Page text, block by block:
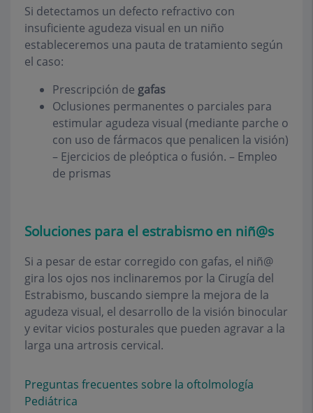
Si detectamos un defecto refractivo con
insuficiente agudeza visual en un niño
estableceremos una pauta de tratamiento según
el caso:
Prescripción de gafas
Oclusiones permanentes o parciales para
estimular agudeza visual (mediante parche o
con uso de fármacos que penalicen la visión)
– Ejercicios de pleóptica o fusión. – Empleo
de prismas
Soluciones para el estrabismo en niñ@s
Si a pesar de estar corregido con gafas, el niñ@
gira los ojos nos inclinaremos por la Cirugía del
Estrabismo, buscando siempre la mejora de la
agudeza visual, el desarrollo de la visión binocular
y evitar vicios posturales que pueden agravar a la
larga una artrosis cervical.
Preguntas frecuentes sobre la oftolmología
Pediátrica